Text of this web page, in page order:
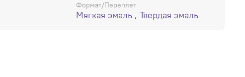
Формат/Переплет
Мягкая эмаль , Твердая эмаль